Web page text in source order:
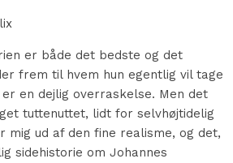
er både det bedste og det
frem til hvem hun egentlig vil tage
en dejlig overraskelse. Men det
tuttenuttet, lidt for selvhøjtidelig
mig ud af den fine realisme, og det,
sidehistorie om Johannes